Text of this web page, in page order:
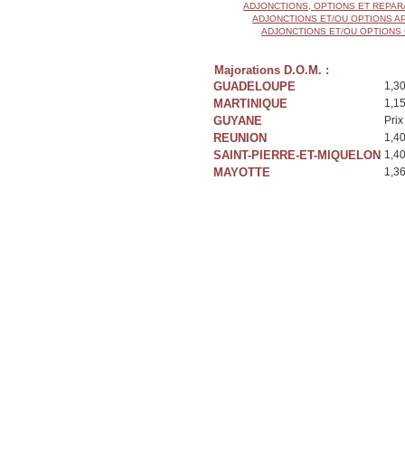
ADJONCTIONS, OPTIONS ET
ADJONCTIONS ET/OU OPTIONS
ADJONCTIONS ET/OU
Majorations D.O.M. :
GUADELOUPE
MARTINIQUE
GUYANE
REUNION
SAINT-PIERRE-ET-MIQUELON
MAYOTTE